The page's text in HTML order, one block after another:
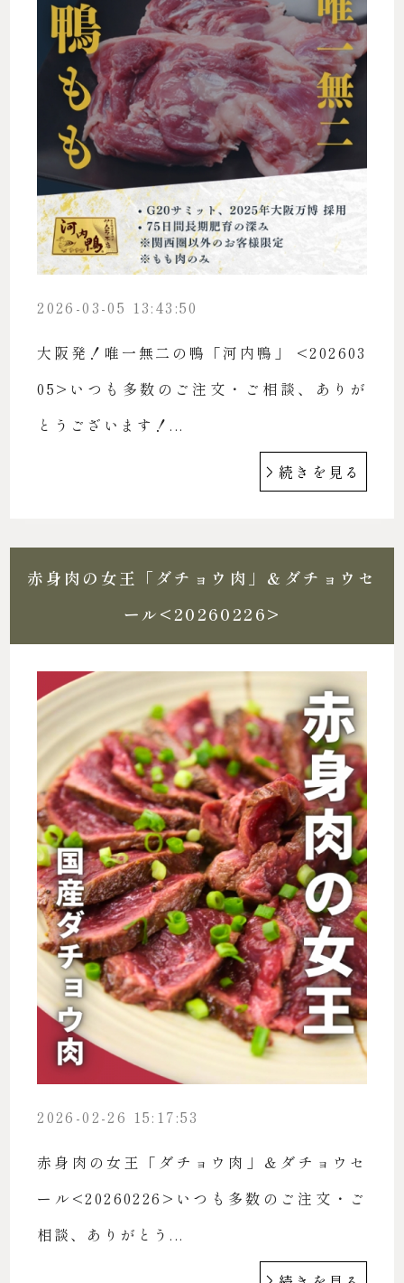
2026-03-05 13:43:50
大阪発！唯一無二の鴨「河内鴨」 <202603
05>いつも多数のご注文・ご相談、ありが
とうございます！...
続きを見る
赤身肉の女王「ダチョウ肉」＆ダチョウセ
ール<20260226>
2026-02-26 15:17:53
赤身肉の女王「ダチョウ肉」＆ダチョウセ
ール<20260226>いつも多数のご注文・ご
相談、ありがとう...